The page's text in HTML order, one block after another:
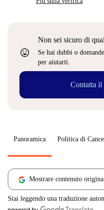
sentiment_very_satisfied
Non sei sicuro di
Se hai dubbi o
per aiutarti.
Contatta il
Panoramica Politica di
Mostrare contenuto
Stai leggendo una traduzione